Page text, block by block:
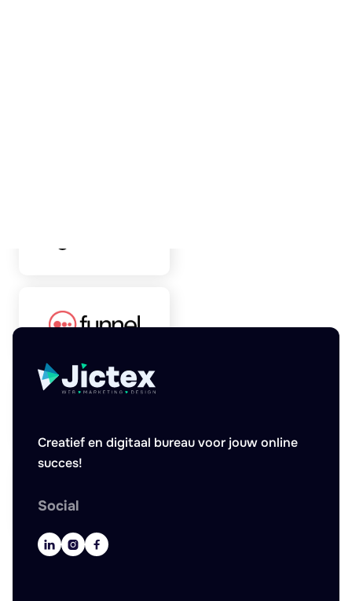
Creatief en digitaal bureau voor jouw online
succes!
Social
  